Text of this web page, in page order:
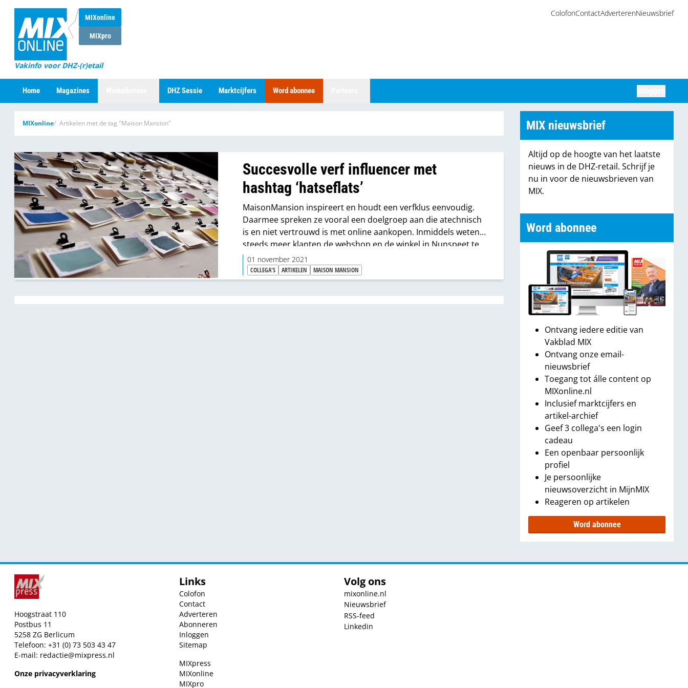
MIXonline
MIXpro
Vakinfo voor DHZ-(r)etail
ColofonContactAdverterenNieuwsbrief
Home Magazines DHZ Sessie Marktcijfers Word abonnee
MIXonline Artikelen met de tag "Maison Mansion"
Succesvolle verf influencer met
hashtag ‘hatseflats’
MaisonMansion inspireert en houdt een verfklus eenvoudig.
Daarmee spreken ze vooral een doelgroep aan die atechnisch
is en niet vertrouwd is met online aankopen. Inmiddels weten
steeds meer klanten de webshop en de winkel in Nunspeet te
vinden. Eigenaresse Diana van Surksum kijkt vooral wat leeft
op social media en hecht belang aan een goede sfeer. “Ik
ontwikkel verf niet vanuit zoekgedrag, maar vanuit wat ik zie en
hoor.”
01 november 2021
COLLEGA'S ARTIKELEN MAISON MANSION
MIX nieuwsbrief
Altijd op de hoogte van het laatste
nieuws in de DHZ-retail. Schrijf je
nu in voor de nieuwsbrieven van
MIX.
Word abonnee
Ontvang iedere editie van
Vakblad MIX
Ontvang onze email-
nieuwsbrief
Toegang tot álle content op
MIXonline.nl
Inclusief marktcijfers en
artikel-archief
Geef 3 collega's een login
cadeau
Een openbaar persoonlijk
profiel
Je persoonlijke
nieuwsoverzicht in MijnMIX
Reageren op artikelen
Word abonnee
Hoogstraat 110
Postbus 11
5258 ZG Berlicum
Telefoon: +31 (0) 73 503 43 47
E-mail: redactie@mixpress.nl
Onze privacyverklaring
Links
Colofon
Contact
Adverteren
Abonneren
Inloggen
Sitemap
MIXpress
MIXonline
MIXpro
Volg ons
mixonline.nl
Nieuwsbrief
RSS-feed
Linkedin